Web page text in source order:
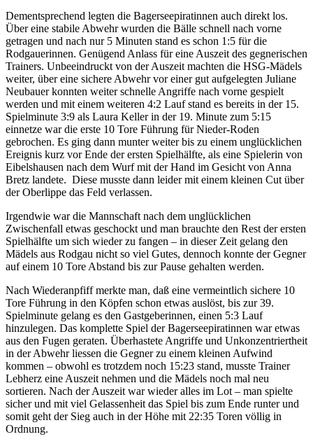
Dementsprechend legten die Bagerseepiratinnen auch direkt los.
Über eine stabile Abwehr wurden die Bälle schnell nach vorne
getragen und nach nur 5 Minuten stand es schon 1:5 für die
Rodgauerinnen. Genügend Anlass für eine Auszeit des gegnerischen
Trainers. Unbeeindruckt von der Auszeit machten die HSG-Mädels
weiter, über eine sichere Abwehr vor einer gut aufgelegten Juliane
Neubauer konnten weiter schnelle Angriffe nach vorne gespielt
werden und mit einem weiteren 4:2 Lauf stand es bereits in der 15.
Spielminute 3:9 als Laura Keller in der 19. Minute zum 5:15
einnetze war die erste 10 Tore Führung für Nieder-Roden
gebrochen. Es ging dann munter weiter bis zu einem unglücklichen
Ereignis kurz vor Ende der ersten Spielhälfte, als eine Spielerin von
Eibelshausen nach dem Wurf mit der Hand im Gesicht von Anna
Bretz landete. Diese musste dann leider mit einem kleinen Cut über
der Oberlippe das Feld verlassen.
Irgendwie war die Mannschaft nach dem unglücklichen
Zwischenfall etwas geschockt und man brauchte den Rest der ersten
Spielhälfte um sich wieder zu fangen – in dieser Zeit gelang den
Mädels aus Rodgau nicht so viel Gutes, dennoch konnte der Gegner
auf einem 10 Tore Abstand bis zur Pause gehalten werden.
Nach Wiederanpfiff merkte man, daß eine vermeintlich sichere 10
Tore Führung in den Köpfen schon etwas auslöst, bis zur 39.
Spielminute gelang es den Gastgeberinnen, einen 5:3 Lauf
hinzulegen. Das komplette Spiel der Bagerseepiratinnen war etwas
aus den Fugen geraten. Überhastete Angriffe und Unkonzentriertheit
in der Abwehr liessen die Gegner zu einem kleinen Aufwind
kommen – obwohl es trotzdem noch 15:23 stand, musste Trainer
Lebherz eine Auszeit nehmen und die Mädels noch mal neu
sortieren. Nach der Auszeit war wieder alles im Lot – man spielte
sicher und mit viel Gelassenheit das Spiel bis zum Ende runter und
somit geht der Sieg auch in der Höhe mit 22:35 Toren völlig in
Ordnung.